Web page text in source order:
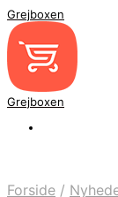
Grejboxen
Grejboxen
Forside /